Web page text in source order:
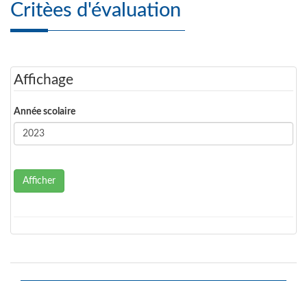
Critèes d'évaluation
Affichage
Année scolaire
Afficher